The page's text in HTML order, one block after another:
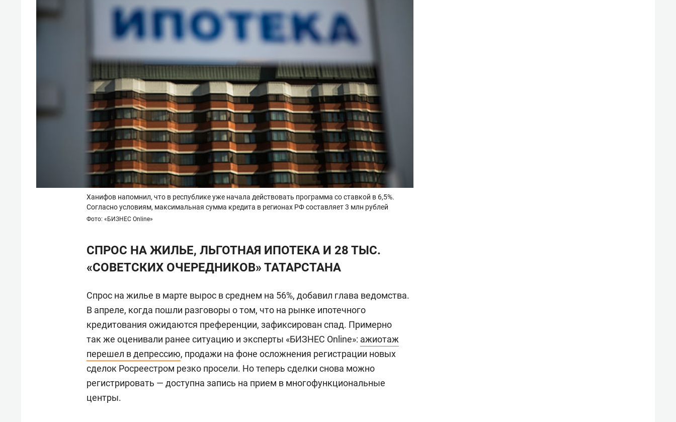
Ханифов напомнил, что в республике уже начала действовать программа со ставкой в 6,5%.
Согласно условиям, максимальная сумма кредита в регионах РФ составляет 3 млн рублей
Фото: «БИЗНЕС Online»
СПРОС НА ЖИЛЬЕ, ЛЬГОТНАЯ ИПОТЕКА И 28 ТЫС.
«СОВЕТСКИХ ОЧЕРЕДНИКОВ» ТАТАРСТАНА
Спрос на жилье в марте вырос в среднем на 56%, добавил глава ведомства.
В апреле, когда пошли разговоры о том, что на рынке ипотечного
кредитования ожидаются преференции, зафиксирован спад. Примерно
так же оценивали ранее ситуацию и эксперты «БИЗНЕС Online»: ажиотаж
перешел в депрессию, продажи на фоне осложнения регистрации новых
сделок Росреестром резко просели. Но теперь сделки снова можно
регистрировать — доступна запись на прием в многофункциональные
центры.